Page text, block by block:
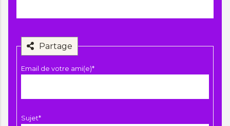
Partage
Champ
obligatoire
Email de votre ami(e)*
Champ
Sujet*